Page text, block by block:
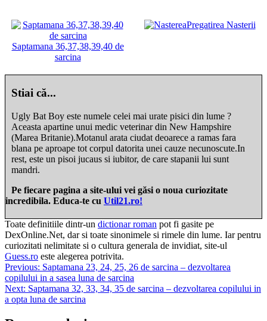
Saptamana 36,37,38,39,40 de
sarcina
Pregatirea Nasterii
Stiai că...
Ugly Bat Boy este numele celei mai urate pisici din lume ?
Aceasta apartine unui medic veterinar din New Hampshire
(Marea Britanie).Motanul arata ciudat deoarece a ramas fara
blana pe aproape tot corpul datorita unei cauze necunoscute.In
rest, este un pisoi jucaus si iubitor, de care stapanii lui sunt
mandri.
Pe fiecare pagina a site-ului vei găsi o noua curiozitate
incredibila. Educa-te cu Util21.ro!
Toate definitiile dintr-un dictionar roman pot fi gasite pe
DexOnline.Net, dar si toate sinonimele si rimele din lume. Iar pentru
curiozitati nelimitate si o cultura generala de invidiat, site-ul
Guess.ro este alegerea potrivita.
Navigare
în
articole
Previous: Saptamana 23, 24, 25, 26 de sarcina – dezvoltarea
copilului in a sasea luna de sarcina
Next: Saptamana 32, 33, 34, 35 de sarcina – dezvoltarea copilului in
a opta luna de sarcina